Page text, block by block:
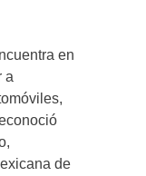
en
a
de